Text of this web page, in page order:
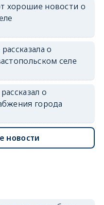
хорошие новости о
о
селе
о
города
новости